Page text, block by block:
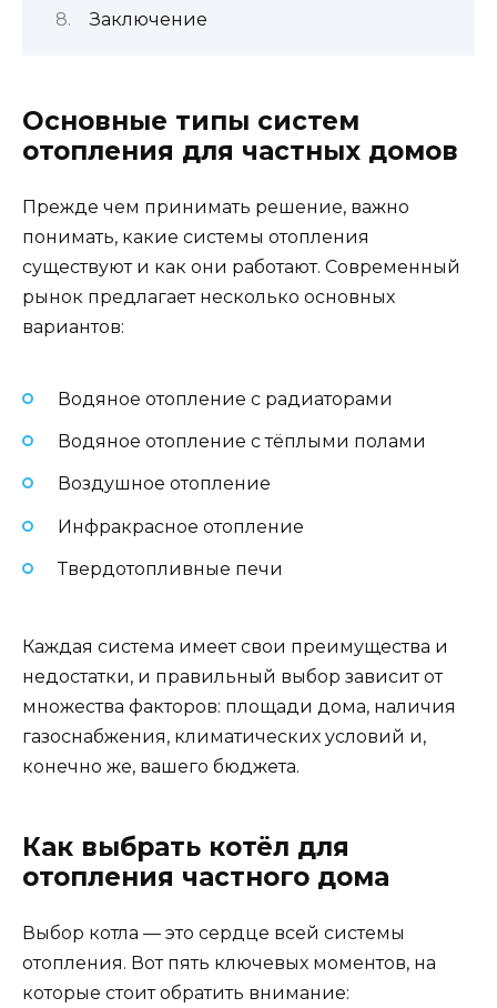
Заключение
Основные типы систем
отопления для частных домов
Прежде чем принимать решение, важно
понимать, какие системы отопления
существуют и как они работают. Современный
рынок предлагает несколько основных
вариантов:
Водяное отопление с радиаторами
Водяное отопление с тёплыми полами
Воздушное отопление
Инфракрасное отопление
Твердотопливные печи
Каждая система имеет свои преимущества и
недостатки, и правильный выбор зависит от
множества факторов: площади дома, наличия
газоснабжения, климатических условий и,
конечно же, вашего бюджета.
Как выбрать котёл для
отопления частного дома
Выбор котла — это сердце всей системы
отопления. Вот пять ключевых моментов, на
которые стоит обратить внимание: